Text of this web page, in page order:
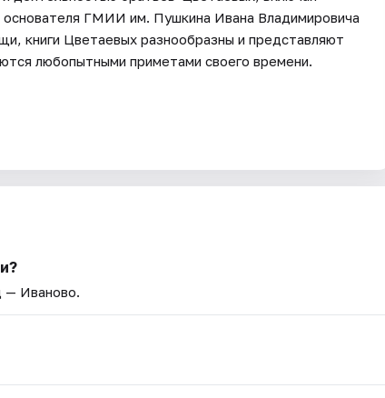
ГМИИ им. Пушкина Ивана Владимировича
книги Цветаевых разнообразны и представляют
любопытными приметами своего времени.
— Иваново.